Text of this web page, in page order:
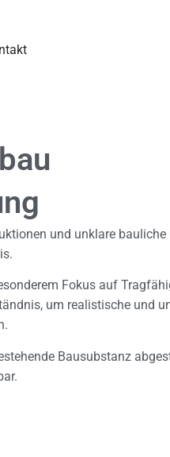
und unklare bauliche
Fokus auf
um realistische und
Bausubstanz